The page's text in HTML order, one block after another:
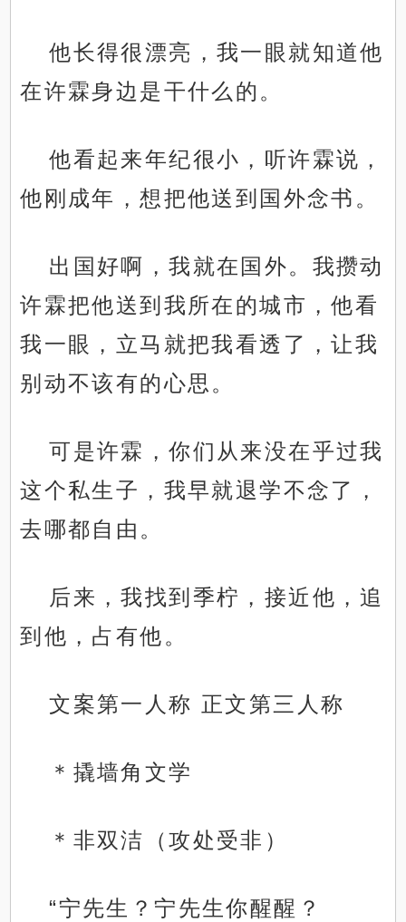
他长得很漂亮，我一眼就知道他
在许霖身边是干什么的。
他看起来年纪很小，听许霖说，
他刚成年，想把他送到国外念书。
出国好啊，我就在国外。我攒动
许霖把他送到我所在的城市，他看
我一眼，立马就把我看透了，让我
别动不该有的心思。
可是许霖，你们从来没在乎过我
这个私生子，我早就退学不念了，
去哪都自由。
后来，我找到季柠，接近他，追
到他，占有他。
文案第一人称 正文第三人称
＊撬墙角文学
＊非双洁（攻处受非）
“宁先生？宁先生你醒醒？